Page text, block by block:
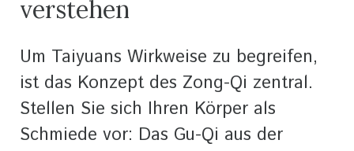
verstehen
Um Taiyuans Wirkweise zu begreifen,
ist das Konzept des Zong-Qi zentral.
Stellen Sie sich Ihren Körper als
Schmiede vor: Das Gu-Qi aus der